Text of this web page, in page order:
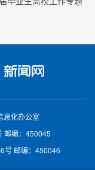
息化办公室
邮编：450045
号 邮编：450046